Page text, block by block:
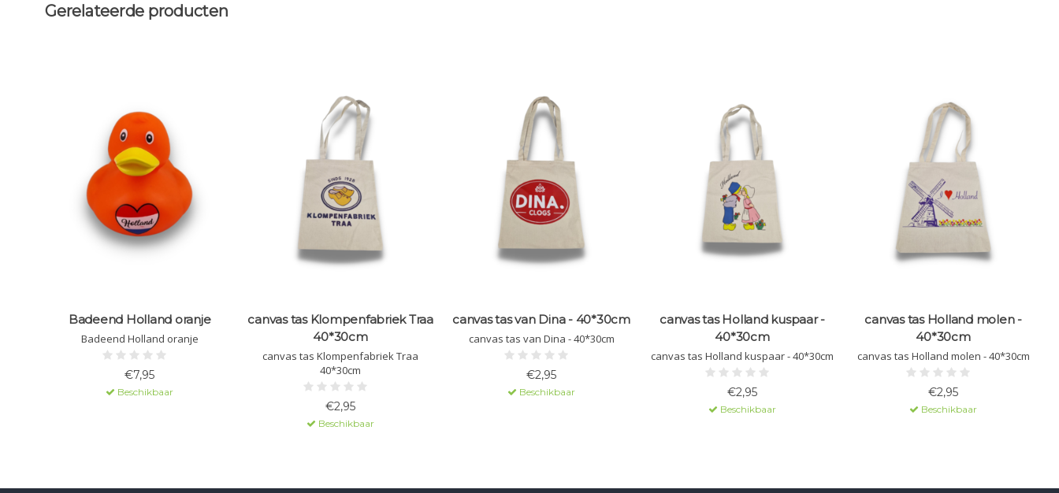
Gerelateerde producten
Badeend Holland oranje
Badeend Holland oranje
€7,95
Beschikbaar
canvas tas Klompenfabriek Traa
40*30cm
canvas tas Klompenfabriek Traa
40*30cm
€2,95
Beschikbaar
canvas tas van Dina - 40*30cm
canvas tas van Dina - 40*30cm
€2,95
Beschikbaar
canvas tas Holland kuspaar -
40*30cm
canvas tas Holland kuspaar - 40*30cm
€2,95
Beschikbaar
canvas tas Holland molen -
40*30cm
canvas tas Holland molen - 40*30cm
€2,95
Beschikbaar